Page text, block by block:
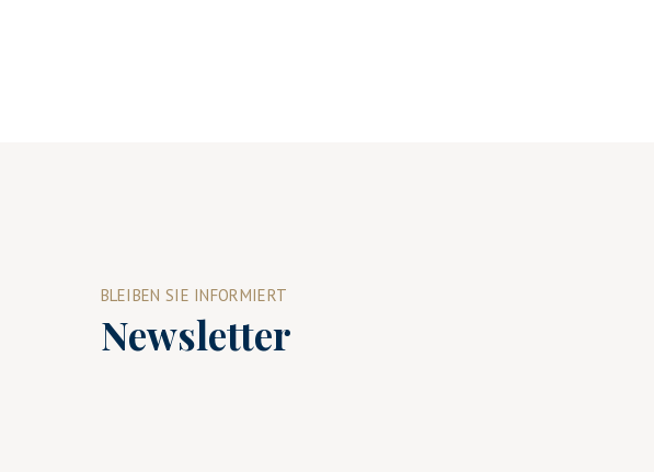
BLEIBEN SIE INFORMIERT
Newsletter